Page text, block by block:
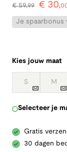
€59,99 € 30,
Je spaarbonus
Kies jouw maat
S M
Selecteer je
Gratis
30 dagen